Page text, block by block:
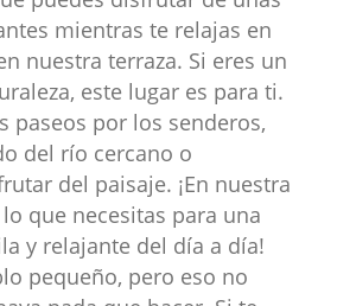
mientras te relajas en
nuestra terraza. Si eres un
este lugar es para ti.
paseos por los senderos,
del río cercano o
del paisaje. ¡En nuestra
que necesitas para una
y relajante del día a día!
pequeño, pero eso no